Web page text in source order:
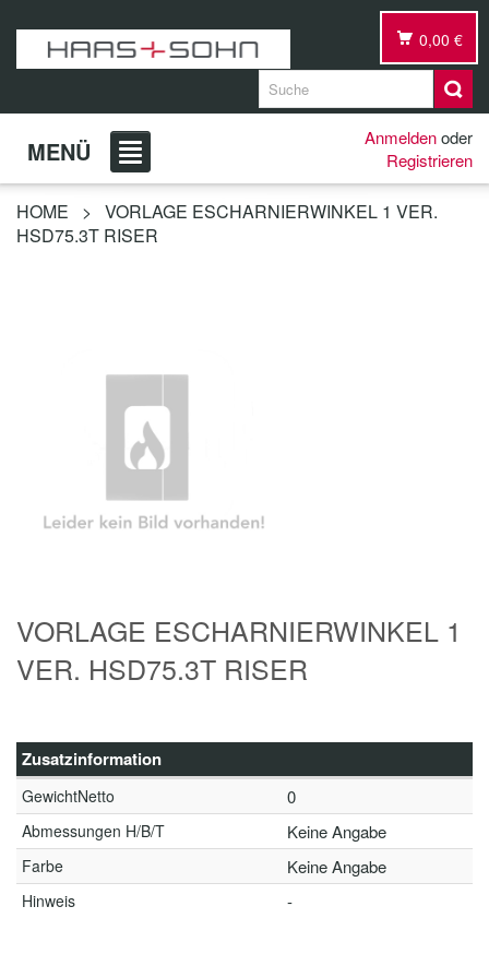
0,00 €
MENÜ Anmeldenoder
Registrieren
HOME >
VORLAGE ESCHARNIERWINKEL 1 VER.
HSD75.3T RISER
VORLAGE ESCHARNIERWINKEL 1
VER. HSD75.3T RISER
Zusatzinformation
GewichtNetto 0
Abmessungen H/B/T Keine Angabe
Farbe Keine Angabe
Hinweis -